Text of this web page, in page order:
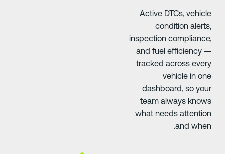
Active DTCs,
condition
inspection
and fuel efficiency
tracked across
vehicle in
dashboard, so
team always
what needs
and